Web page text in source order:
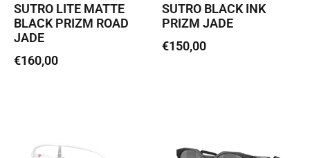
SUTRO LITE MATTE
BLACK PRIZM ROAD
JADE
€160,00
SUTRO BLACK INK
PRIZM JADE
€150,00